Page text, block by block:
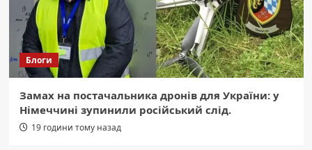
Блоги
Замах на постачальника дронів для України: у
Німеччині зупинили російський слід.
19 години тому назад